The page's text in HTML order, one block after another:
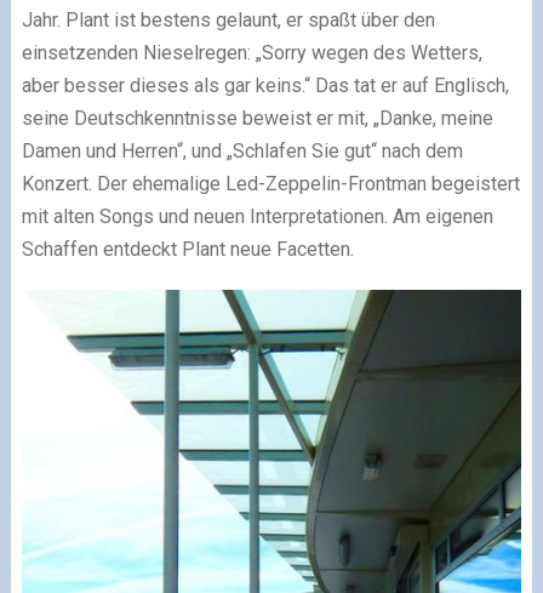
Jahr. Plant ist bestens gelaunt, er spaßt über den
einsetzenden Nieselregen: „Sorry wegen des Wetters,
aber besser dieses als gar keins.“ Das tat er auf Englisch,
seine Deutschkenntnisse beweist er mit, „Danke, meine
Damen und Herren“, und „Schlafen Sie gut“ nach dem
Konzert. Der ehemalige Led-Zeppelin-Frontman begeistert
mit alten Songs und neuen Interpretationen. Am eigenen
Schaffen entdeckt Plant neue Facetten.